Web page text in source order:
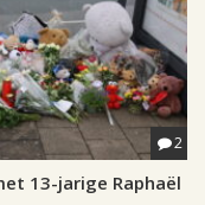
2
13-jarige Raphaël